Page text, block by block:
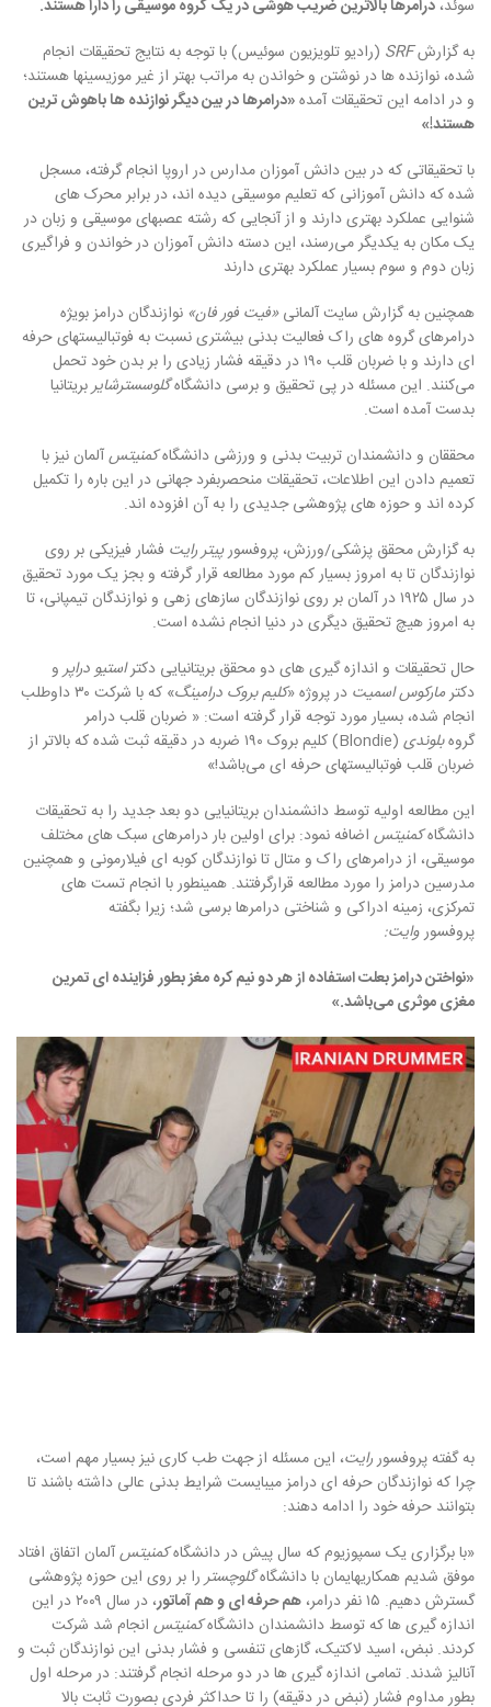
سوئد، درامرها بالاترین ضریب هوشی در یک گروه موسیقی را دارا هستند.
به گزارشSRF
(رادیو تلویزیون سوئیس)با توجه به نتایج تحقیقات انجام
شده، نوازنده ها در نوشتن و خواندن به مراتب بهتر از غیر موزیسینها هستند؛
و در ادامه این تحقیقات آمده«درامرها در بین دیگر نوازنده ها باهوش ترین
هستند!»
با تحقیقاتی که در بین دانش آموزان مدارس در اروپا انجام گرفته، مسجل
شده که دانش آموزانی که تعلیم موسیقی دیده اند، در برابر محرک های
شنوایی عملکرد بهتری دارند و از آنجایی که رشته عصبهای موسیقی و زبان در
یک مکان به یکدیگر می‌رسند، این دسته دانش آموزان در خواندن و فراگیری
زبان دوم و سوم بسیار عملکرد بهتری دارند
همچنین به گزارش سایت آلمانی«فیت فور فان» نوازندگان درامز بویژه
درامرهای گروه های راک فعالیت بدنی بیشتری نسبت به فوتبالیستهای حرفه
ای دارند و با ضربان قلب ۱۹۰ در دقیقه فشار زیادی را بر بدن خود تحمل
می‌کنند. این مسئله در پی تحقیق و برسی دانشگاهگلوسسترشایربریتانیا
بدست آمده است.
محققان و دانشمندان تربیت بدنی و ورزشی دانشگاهکمنیتسآلمان نیز با
تعمیم دادن این اطلاعات، تحقیقات منحصربفرد جهانی در این باره را تکمیل
کرده اند و حوزه های پژوهشی جدیدی را به آن افزوده اند.
به گزارش محقق پزشکی/ورزش، پروفسورپیتر رایت فشار فیزیکی بر روی
نوازندگان تا به امروز بسیار کم مورد مطالعه قرار گرفته و بجز یک مورد تحقیق
در سال ۱۹۲۵ در آلمان بر روی نوازندگان سازهای زهی و نوازندگان تیمپانی، تا
به امروز هیچ تحقیق دیگری در دنیا انجام نشده است.
حال تحقیقات و اندازه گیری های دو محقق بریتانیایی دکتراستیو دراپرو
دکترمارکوس اسمیت در پروژه«کلیم بروک درامینگ»
که با شرکت ۳۰ داوطلب
انجام شده، بسیار مورد توجه قرار گرفته است: « ضربان قلب درامر
گروهبلوندی (Blondie)
کلیم بروک ۱۹۰ ضربه در دقیقه ثبت شده که بالاتر از
ضربان قلب فوتبالیستهای حرفه ای می‌باشد!»
این مطالعه اولیه توسط دانشمندان بریتانیایی دو بعد جدید را به تحقیقات
دانشگاهکمنیتس اضافه نمود: برای اولین بار درامرهای سبک های مختلف
موسیقی، از درامرهای راک و متال تا نوازندگان کوبه ای فیلارمونی و همچنین
مدرسین درامز را مورد مطالعه قرارگرفتند. همینطور با انجام تست های
تمرکزی، زمینه ادراکی و شناختی درامرها برسی شد؛ زیرا بگفته
پروفسوروایت:
«نواختن درامز بعلت استفاده از هر دو نیم کره مغز بطور فزاینده ای تمرین
مغزی موثری می‌باشد.»
به گفته پروفسوررایت، این مسئله از جهت طب کاری نیز بسیار مهم است،
چرا که نوازندگان حرفه ای درامز میبایست شرایط بدنی عالی داشته باشند تا
بتوانند حرفه خود را ادامه دهند:
«با برگزاری یک سمپوزیوم که سال پیش در دانشگاهکمنیتسآلمان اتفاق افتاد
موفق شدیم همکاریهایمان با دانشگاهگلوچستر را بر روی این حوزه پژوهشی
گسترش دهیم. ۱۵ نفر درامر، هم حرفه ای و هم آماتور
، در سال ۲۰۰۹ در این
اندازه گیری ها که توسط دانشمندان دانشگاهکمنیتس انجام شد شرکت
کردند. نبض، اسید لاکتیک، گازهای تنفسی و فشار بدنی این نوازندگان ثبت و
آنالیز شدند. تمامی اندازه گیری ها در دو مرحله انجام گرفتند: در مرحله اول
بطور مداوم فشار (نبض در دقیقه) را تا حداکثر فردی بصورت ثابت بالا